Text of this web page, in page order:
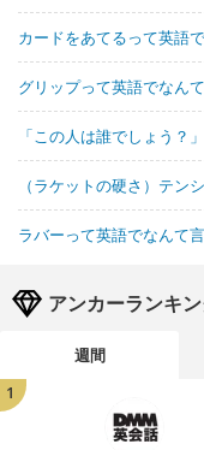
カードをあてるって英語
グリップって英語でなん
「この人は誰でしょう？
（ラケットの硬さ）テン
ラバーって英語でなんて
アンカーランキ
週間
1